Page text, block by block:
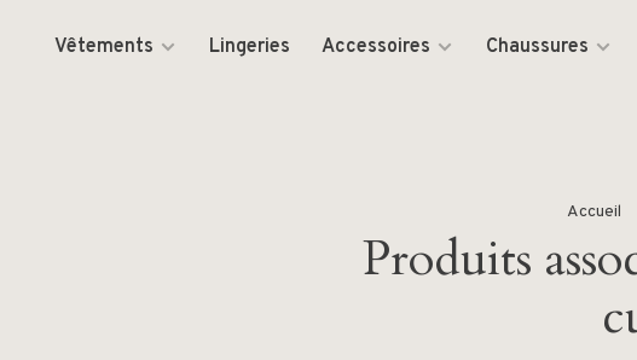
Vêtements Lingeries Accessoires Chaussures
Accueil
Produits